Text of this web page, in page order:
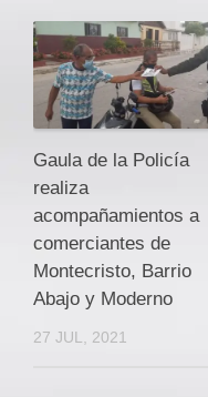
Gaula de la Policía
realiza
acompañamientos a
comerciantes de
Montecristo, Barrio
Abajo y Moderno
27 JUL, 2021